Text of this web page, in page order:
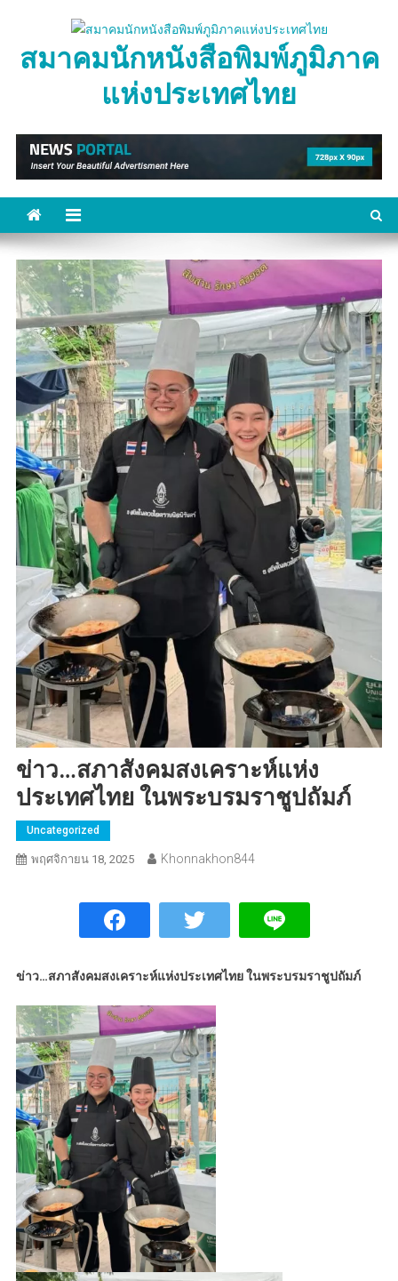
contentสมาคมนักหนังสือพิมพ์ภูมิภาค
แห่งประเทศไทย
ข่าว…สภาสังคมสงเคราะห์แห่ง
ประเทศไทย ในพระบรมราชูปถัมภ์
Uncategorized
พฤศจิกายน 18, 2025 Khonnakhon844
ข่าว…สภาสังคมสงเคราะห์แห่งประเทศไทย ในพระบรมราชูปถัมภ์